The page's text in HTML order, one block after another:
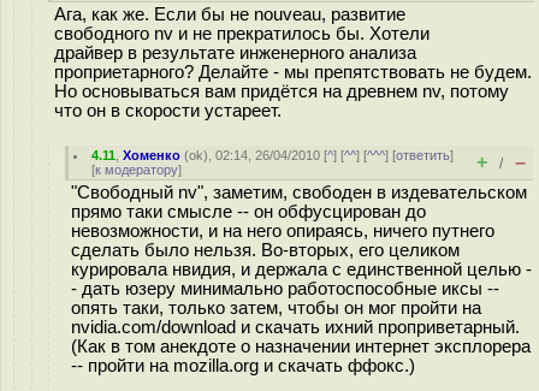
Ага, как же. Если бы не nouveau, развитие
свободного nv и не прекратилось бы. Хотели
драйвер в результате инженерного анализа
проприетарного? Делайте - мы препятствовать не будем.
Но основываться вам придётся на древнем nv, потому
что он в скорости устареет.
4.11 ,Хоменко (ok), 02:14, 26/04/2010 [^] [^^] [^^^] [ответить]
[к модератору] + / –
"Свободный nv", заметим, свободен в издевательском
прямо таки смысле -- он обфусцирован до
невозможности, и на него опираясь, ничего путнего
сделать было нельзя. Во-вторых, его целиком
курировала нвидия, и держала с единственной целью -
- дать юзеру минимально работоспособные иксы --
опять таки, только затем, чтобы он мог пройти на
nvidia.com/download и скачать ихний проприветарный.
(Как в том анекдоте о назначении интернет эксплорера
-- пройти на mozilla.org и скачать ффокс.)